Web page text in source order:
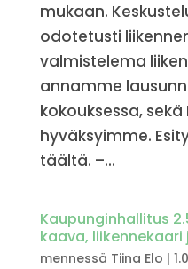
mukaan.
odotetusti
valmistelema
annamme
kokouksessa,
hyväksyimme.
täältä. –...
Kaupunginhallitus
kaava, liikennekaari
mennessä Tiina Elo |